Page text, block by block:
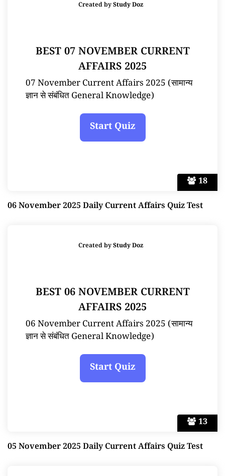
18
Created byStudy Doz
BEST 07 NOVEMBER CURRENT
AFFAIRS 2025
07 November Current Affairs 2025 (सामान्य
ज्ञान से संबंधित General Knowledge)
06 November 2025 Daily Current Affairs Quiz Test
13
Created byStudy Doz
BEST 06 NOVEMBER CURRENT
AFFAIRS 2025
06 November Current Affairs 2025 (सामान्य
ज्ञान से संबंधित General Knowledge)
05 November 2025 Daily Current Affairs Quiz Test